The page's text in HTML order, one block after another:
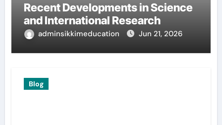
Recent Developments in Science
and International Research
adminsikkimeducation Jun 21, 2026
Blog